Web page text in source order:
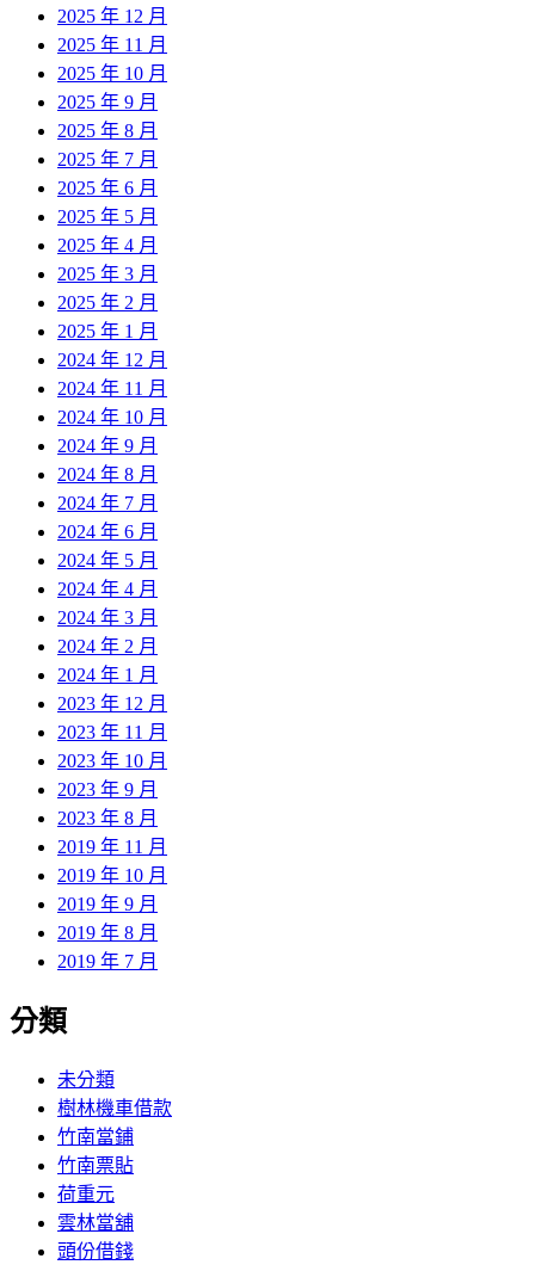
2025 年 12 月
2025 年 11 月
2025 年 10 月
2025 年 9 月
2025 年 8 月
2025 年 7 月
2025 年 6 月
2025 年 5 月
2025 年 4 月
2025 年 3 月
2025 年 2 月
2025 年 1 月
2024 年 12 月
2024 年 11 月
2024 年 10 月
2024 年 9 月
2024 年 8 月
2024 年 7 月
2024 年 6 月
2024 年 5 月
2024 年 4 月
2024 年 3 月
2024 年 2 月
2024 年 1 月
2023 年 12 月
2023 年 11 月
2023 年 10 月
2023 年 9 月
2023 年 8 月
2019 年 11 月
2019 年 10 月
2019 年 9 月
2019 年 8 月
2019 年 7 月
分類
未分類
樹林機車借款
竹南當鋪
竹南票貼
荷重元
雲林當舖
頭份借錢